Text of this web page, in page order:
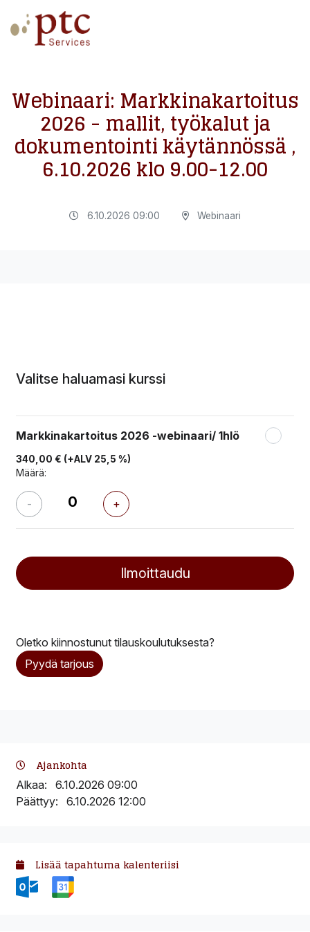
Webinaari: Markkinakartoitus
2026 - mallit, työkalut ja
dokumentointi käytännössä ,
6.10.2026 klo 9.00-12.00
6.10.2026 09:00 Webinaari
Valitse haluamasi kurssi
Markkinakartoitus 2026 -webinaari/ 1hlö
340,00 € (+ALV 25,5 %)
Määrä:
- +
Oletko kiinnostunut tilauskoulutuksesta?
Pyydä tarjous
Ajankohta
Alkaa: 6.10.2026 09:00
Päättyy: 6.10.2026 12:00
Lisää tapahtuma kalenteriisi